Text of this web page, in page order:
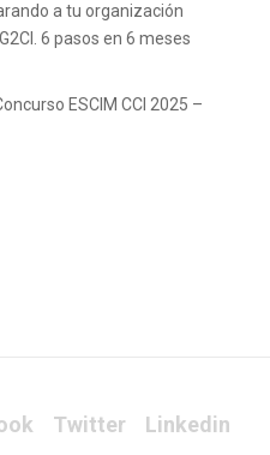
a tu organización
6 pasos en 6 meses
ESCIM CCI 2025 –
Twitter Linkedin